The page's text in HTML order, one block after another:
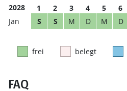
2028 1 2 3 4 5 6
S
S M D M D
frei belegt
FAQ